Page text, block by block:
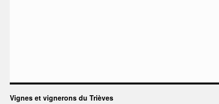
Vignes et vignerons du Trièves